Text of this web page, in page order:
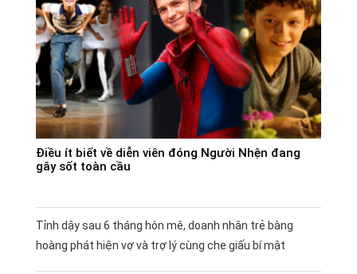
Điều ít biết về diễn viên đóng Người Nhện đang
gây sốt toàn cầu
Tỉnh dậy sau 6 tháng hôn mê, doanh nhân trẻ bàng
hoàng phát hiện vợ và trợ lý cùng che giấu bí mật